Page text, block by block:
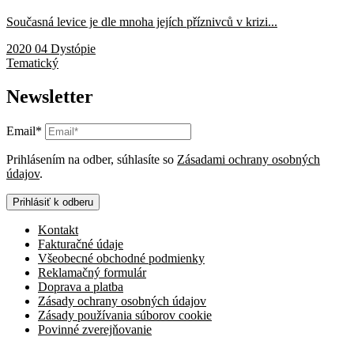
Současná levice je dle mnoha jejích příznivců v krizi...
2020 04 Dystópie
Tematický
Newsletter
Email*
Prihlásením na odber, súhlasíte so Zásadami ochrany osobných
údajov.
Prihlásiť k odberu
Kontakt
Fakturačné údaje
Všeobecné obchodné podmienky
Reklamačný formulár
Doprava a platba
Zásady ochrany osobných údajov
Zásady používania súborov cookie
Povinné zverejňovanie